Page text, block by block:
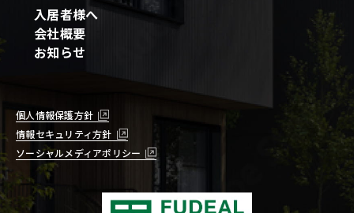
入居者様へ
会社概要
お知らせ
個人情報保護方針
ソーシャルメディアポリシー
情報セキュリティ方針